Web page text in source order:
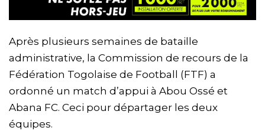
Après plusieurs semaines de bataille
administrative, la Commission de recours de la
Fédération Togolaise de Football (FTF) a
ordonné un match d’appui à Abou Ossé et
Abana FC. Ceci pour départager les deux
équipes.